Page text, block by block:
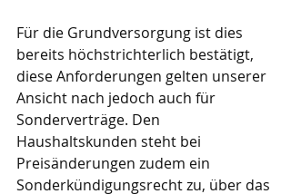
Für die Grundversorgung ist dies
bereits höchstrichterlich bestätigt,
diese Anforderungen gelten unserer
Ansicht nach jedoch auch für
Sonderverträge. Den
Haushaltskunden steht bei
Preisänderungen zudem ein
Sonderkündigungsrecht zu, über das